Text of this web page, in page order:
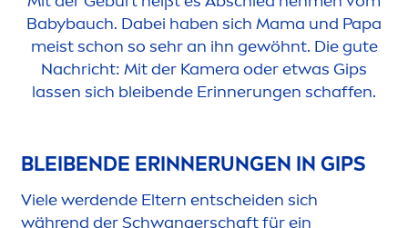
Babybauch. Dabei haben sich Mama und Papa
meist schon so sehr an ihn gewöhnt. Die gute
Nachricht: Mit der Kamera oder etwas Gips
lassen sich bleibende Erinnerungen schaffen.
BLEIBENDE ERINNERUNGEN IN GIPS
Viele werdende Eltern entscheiden sich
während der Schwangerschaft für ein